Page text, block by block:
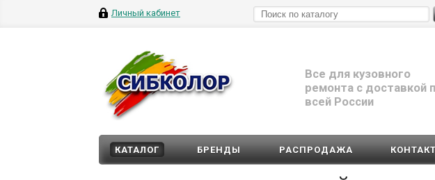
Личный кабинет
Все для кузовного
ремонта с доставкой
всей России
КАТАЛОГ БРЕНДЫ РАСПРОДАЖА